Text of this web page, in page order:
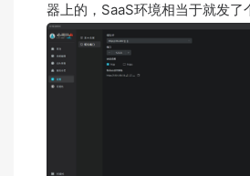
器上的，SaaS环境相当于就发了